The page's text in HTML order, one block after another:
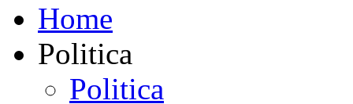
Home
Politica
Politica